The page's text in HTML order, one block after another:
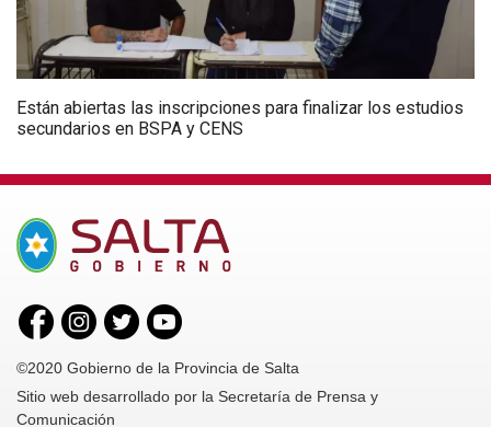
Están abiertas las inscripciones para finalizar los estudios
secundarios en BSPA y CENS
©2020 Gobierno de la Provincia de Salta
Sitio web desarrollado por la Secretaría de Prensa y
Comunicación